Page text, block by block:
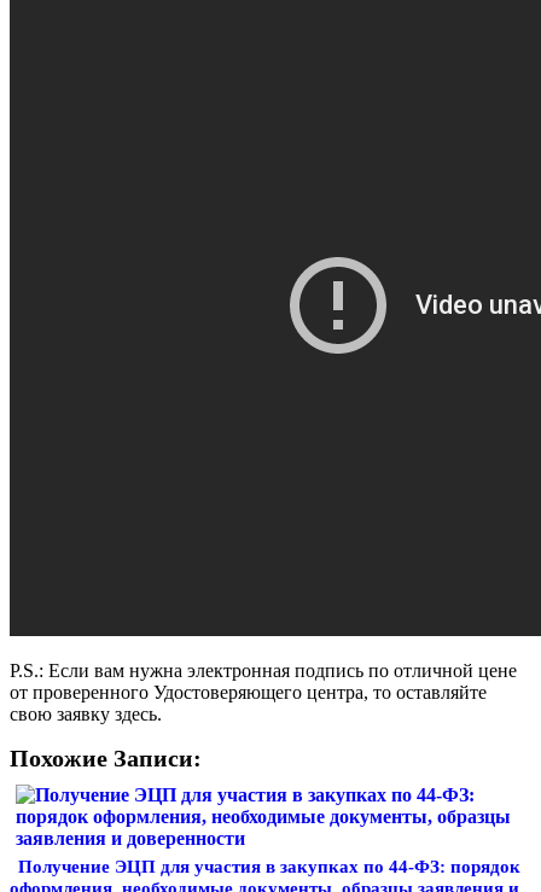
P.S.: Если вам нужна электронная подпись по отличной цене
от проверенного Удостоверяющего центра, то оставляйте
свою заявку здесь.
Похожие Записи:
Получение ЭЦП для участия в закупках по 44-ФЗ: порядок